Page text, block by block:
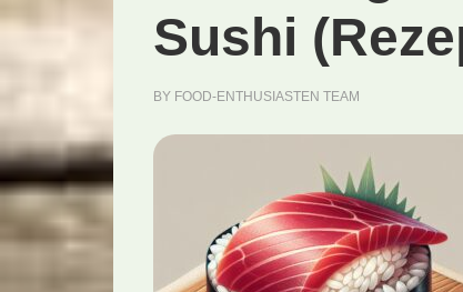
Sushi
BY FOOD-ENTHUSIASTEN TEAM